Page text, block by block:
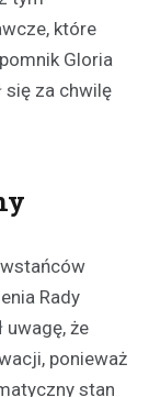
które
Gloria
się za chwilę
Rady
uwagę, że
ponieważ
stan